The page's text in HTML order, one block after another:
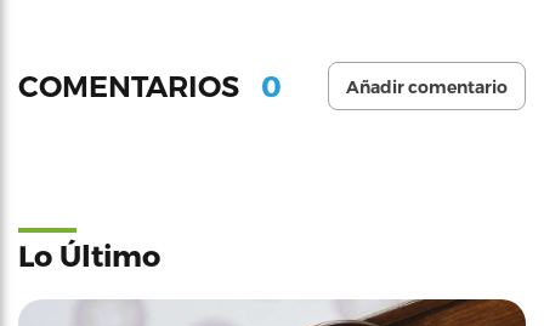
COMENTARIOS 0 Añadir comentario
Lo Último